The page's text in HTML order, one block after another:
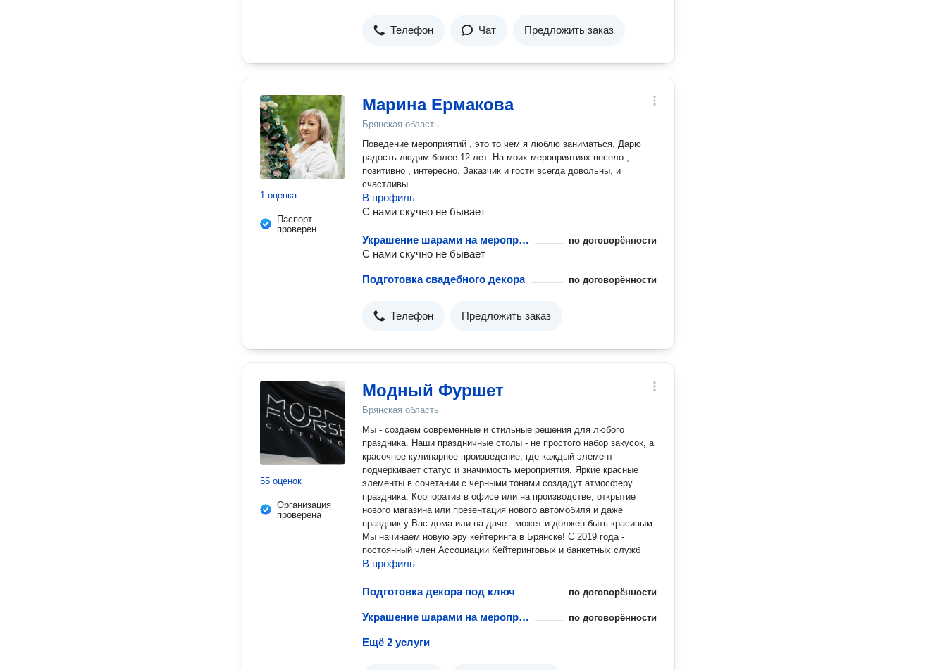
Телефон Чат Предложить заказ
1 оценка
Паспорт
проверен
Марина Ермакова
Брянская область
Поведение мероприятий , это то чем я люблю заниматься. Дарю
радость людям более 12 лет. На моих мероприятиях весело ,
позитивно , интересно. Заказчик и гости всегда довольны, и
счастливы.
В профиль
С нами скучно не бывает
Украшение шарами на мероприятии по договорённости
С нами скучно не бывает
Подготовка свадебного декора по договорённости
Телефон Предложить заказ
55 оценок
Организация
проверена
Модный Фуршет
Брянская область
Мы - создаем современные и стильные решения для любого
праздника. Наши праздничные столы - не простого набор закусок, а
красочное кулинарное произведение, где каждый элемент
подчеркивает статус и значимость мероприятия. Яркие красные
элементы в сочетании с черными тонами создадут атмосферу
праздника. Корпоратив в офисе или на производстве, открытие
нового магазина или презентация нового автомобиля и даже
праздник у Вас дома или на даче - может и должен быть красивым.
Мы начинаем новую эру кейтеринга в Брянске! C 2019 года -
постоянный член Ассоциации Кейтеринговых и банкетных служб
В профиль
Подготовка декора под ключ по договорённости
Украшение шарами на мероприятии по договорённости
Ещё 2 услуги